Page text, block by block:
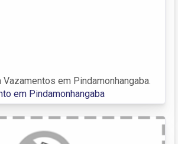
em Pindamonhangaba.
em Pindamonhangaba